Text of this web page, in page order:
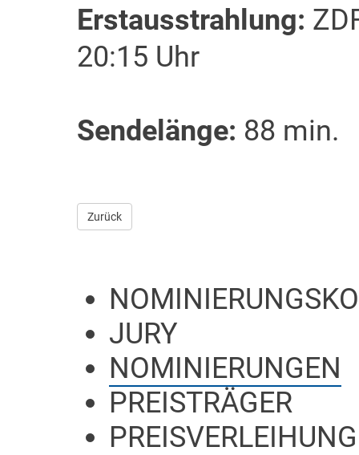
Erstausstrahlung:
20:15 Uhr
Sendelänge: 88 min.
Zurück
JURY
NOMINIERUNGEN
PREISTRÄGER
PREISVERLEIHUNG